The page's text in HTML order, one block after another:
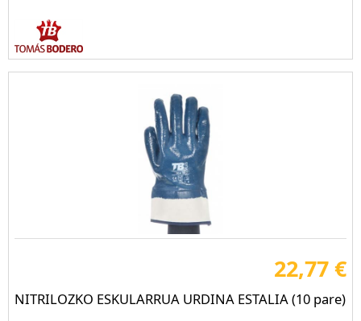
22,77 €
NITRILOZKO ESKULARRUA URDINA ESTALIA (10 pare)